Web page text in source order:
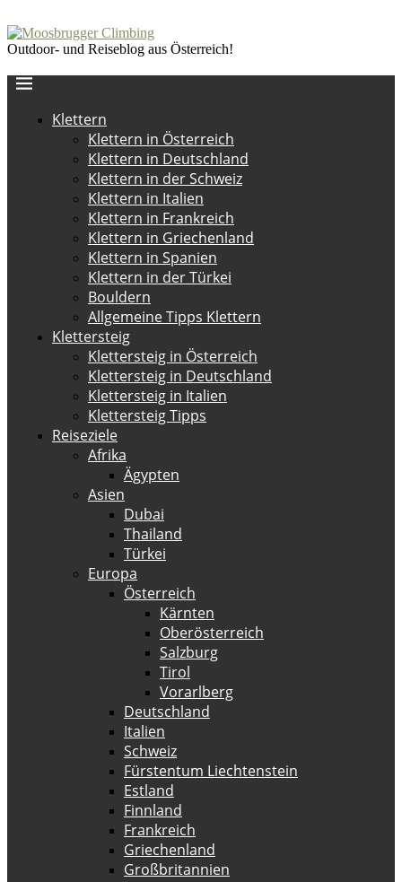
Outdoor- und Reiseblog aus Österreich!
Klettern
Klettern in Österreich
Klettern in Deutschland
Klettern in der Schweiz
Klettern in Italien
Klettern in Frankreich
Klettern in Griechenland
Klettern in Spanien
Klettern in der Türkei
Bouldern
Allgemeine Tipps Klettern
Klettersteig
Klettersteig in Österreich
Klettersteig in Deutschland
Klettersteig in Italien
Klettersteig Tipps
Reiseziele
Afrika
Ägypten
Asien
Dubai
Thailand
Türkei
Europa
Österreich
Kärnten
Oberösterreich
Salzburg
Tirol
Vorarlberg
Deutschland
Italien
Schweiz
Fürstentum Liechtenstein
Estland
Finnland
Frankreich
Griechenland
Großbritannien